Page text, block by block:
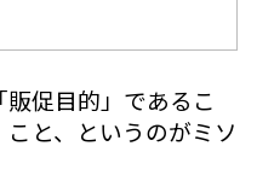
促目的」であるこ
と、というのがミソ